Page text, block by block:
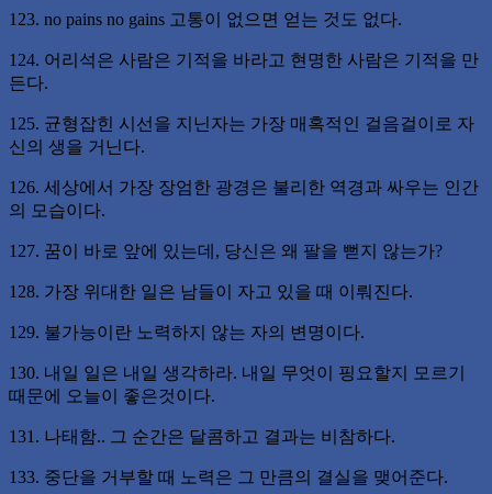
123. no pains no gains 고통이 없으면 얻는 것도 없다.
124. 어리석은 사람은 기적을 바라고 현명한 사람은 기적을 만
든다.
125. 균형잡힌 시선을 지닌자는 가장 매혹적인 걸음걸이로 자
신의 생을 거닌다.
126. 세상에서 가장 장엄한 광경은 불리한 역경과 싸우는 인간
의 모습이다.
127. 꿈이 바로 앞에 있는데, 당신은 왜 팔을 뻗지 않는가?
128. 가장 위대한 일은 남들이 자고 있을 때 이뤄진다.
129. 불가능이란 노력하지 않는 자의 변명이다.
130. 내일 일은 내일 생각하라. 내일 무엇이 핑요할지 모르기
때문에 오늘이 좋은것이다.
131. 나태함.. 그 순간은 달콤하고 결과는 비참하다.
133. 중단을 거부할 때 노력은 그 만큼의 결실을 맺어준다.